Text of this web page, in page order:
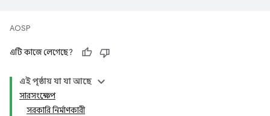
AOSP
এটি কাজে লেগেছে?
এই পৃষ্ঠায় যা যা আছে
সারসংক্ষেপ
সরকারি নির্মাণকারী